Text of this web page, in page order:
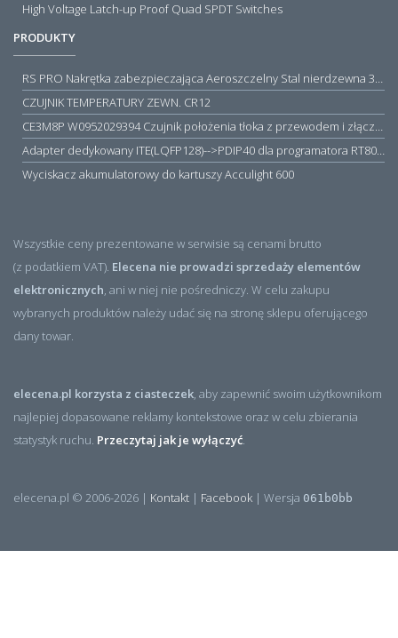
High Voltage Latch-up Proof Quad SPDT Switches
PRODUKTY
RS PRO Nakrętka zabezpieczająca Aeroszczelny Stal nierdzewna 316 Zwykłe
CZUJNIK TEMPERATURY ZEWN. CR12
CE3M8P W0952029394 Czujnik położenia tłoka z przewodem i złączem M8, PNP NO, 10...30VDC, 100mA, METALWORK, METAL WORK jak MZT1-0
Adapter dedykowany ITE(LQFP128)-->PDIP40 dla programatora RT809H/RT809F (simple)
Wyciskacz akumulatorowy do kartuszy Acculight 600
Wszystkie ceny prezentowane w serwisie są cenami brutto
(z podatkiem VAT). Elecena nie prowadzi sprzedaży elementów
elektronicznych, ani w niej nie pośredniczy. W celu zakupu
wybranych produktów należy udać się na stronę sklepu oferującego
dany towar.
elecena.pl korzysta z ciasteczek, aby zapewnić swoim użytkownikom
najlepiej dopasowane reklamy kontekstowe oraz w celu zbierania
statystyk ruchu. Przeczytaj jak je wyłączyć.
elecena.pl © 2006-2026 | Kontakt | Facebook | Wersja 061b0bb